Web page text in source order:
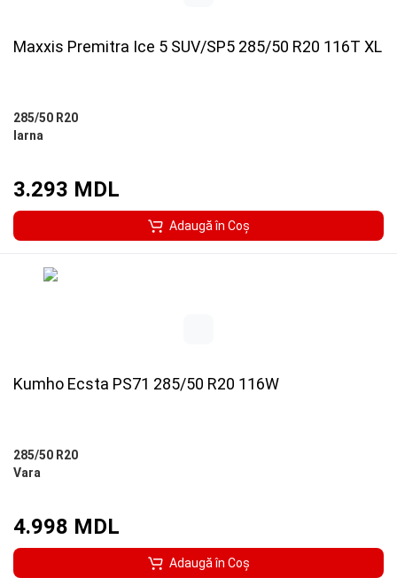
Maxxis Premitra Ice 5 SUV/SP5 285/50 R20 116T XL
285/50 R20
Iarna
3.293 MDL
Adaugă în Coş
Kumho Ecsta PS71 285/50 R20 116W
285/50 R20
Vara
4.998 MDL
Adaugă în Coş